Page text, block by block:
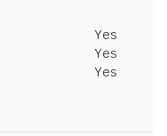
Yes
Yes
Yes